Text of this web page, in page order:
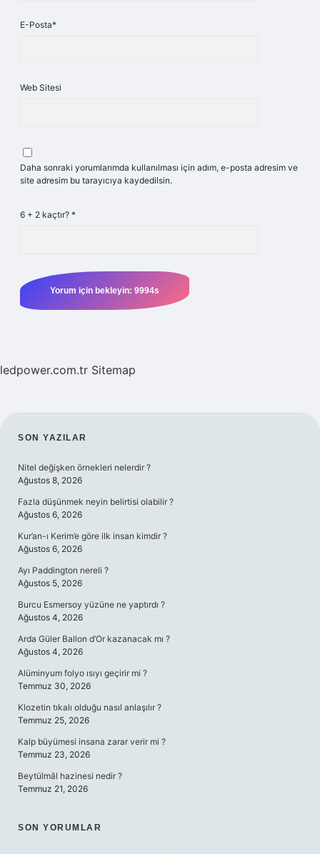
E-Posta*
Web Sitesi
Daha sonraki yorumlarımda kullanılması için adım, e-posta adresim ve
site adresim bu tarayıcıya kaydedilsin.
6 + 2 kaçtır? *
ledpower.com.tr Sitemap
SIDEBAR
SON YAZILAR
Nitel değişken örnekleri nelerdir ?
Ağustos 8, 2026
Fazla düşünmek neyin belirtisi olabilir ?
Ağustos 6, 2026
Kur’an-ı Kerim’e göre ilk insan kimdir ?
Ağustos 6, 2026
Ayı Paddington nereli ?
Ağustos 5, 2026
Burcu Esmersoy yüzüne ne yaptırdı ?
Ağustos 4, 2026
Arda Güler Ballon d’Or kazanacak mı ?
Ağustos 4, 2026
Alüminyum folyo ısıyı geçirir mi ?
Temmuz 30, 2026
Klozetin tıkalı olduğu nasıl anlaşılır ?
Temmuz 25, 2026
Kalp büyümesi insana zarar verir mi ?
Temmuz 23, 2026
Beytülmâl hazinesi nedir ?
Temmuz 21, 2026
SON YORUMLAR